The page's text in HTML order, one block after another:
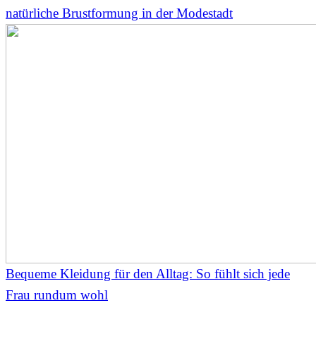
natürliche Brustformung in der Modestadt
Bequeme Kleidung für den Alltag: So fühlt sich jede
Frau rundum wohl